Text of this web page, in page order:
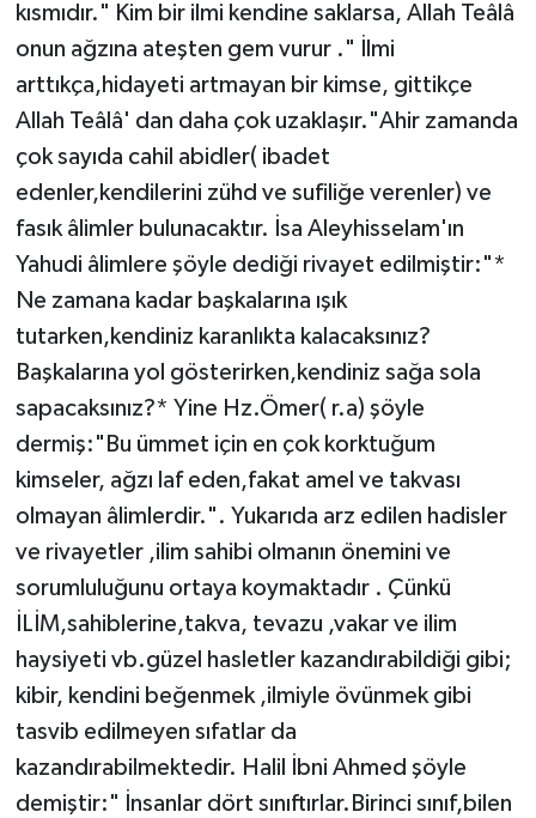
kısmıdır." Kim bir ilmi kendine saklarsa, Allah Teâlâ
onun ağzına ateşten gem vurur ." İlmi
arttıkça,hidayeti artmayan bir kimse, gittikçe
Allah Teâlâ' dan daha çok uzaklaşır."Ahir zamanda
çok sayıda cahil abidler( ibadet
edenler,kendilerini zühd ve sufiliğe verenler) ve
fasık âlimler bulunacaktır. İsa Aleyhisselam'ın
Yahudi âlimlere şöyle dediği rivayet edilmiştir:"*
Ne zamana kadar başkalarına ışık
tutarken,kendiniz karanlıkta kalacaksınız?
Başkalarına yol gösterirken,kendiniz sağa sola
sapacaksınız?* Yine Hz.Ömer( r.a) şöyle
dermiş:"Bu ümmet için en çok korktuğum
kimseler, ağzı laf eden,fakat amel ve takvası
olmayan âlimlerdir.". Yukarıda arz edilen hadisler
ve rivayetler ,ilim sahibi olmanın önemini ve
sorumluluğunu ortaya koymaktadır . Çünkü
İLİM,sahiblerine,takva, tevazu ,vakar ve ilim
haysiyeti vb.güzel hasletler kazandırabildiği gibi;
kibir, kendini beğenmek ,ilmiyle övünmek gibi
tasvib edilmeyen sıfatlar da
kazandırabilmektedir. Halil İbni Ahmed şöyle
demiştir:" İnsanlar dört sınıftırlar.Birinci sınıf,bilen